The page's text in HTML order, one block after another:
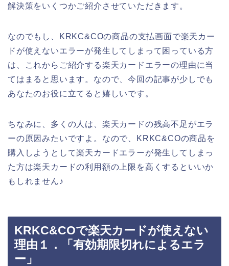
解決策をいくつかご紹介させていただきます。
なのでもし、KRKC&COの商品の支払画面で楽天カー
ドが使えないエラーが発生してしまって困っている方
は、これからご紹介する楽天カードエラーの理由に当
てはまると思います。なので、今回の記事が少しでも
あなたのお役に立てると嬉しいです。
ちなみに、多くの人は、楽天カードの残高不足がエラ
ーの原因みたいですよ。なので、KRKC&COの商品を
購入しようとして楽天カードエラーが発生してしまっ
た方は楽天カードの利用額の上限を高くするといいか
もしれません♪
KRKC&COで楽天カードが使えない
理由１．「有効期限切れによるエラ
ー」